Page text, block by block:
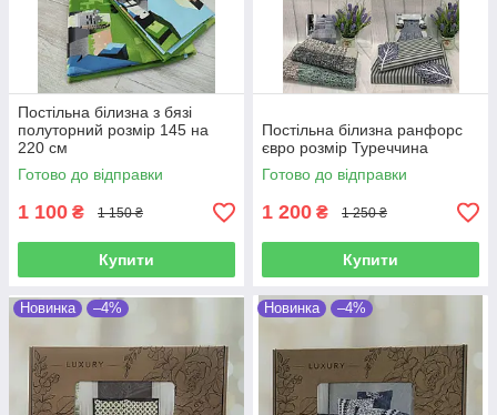
Постільна білизна з бязі
полуторний розмір 145 на
220 см
Готово до відправки
1 100 ₴ 1 150 ₴
Купити
Постільна білизна ранфорс
євро розмір Туреччина
Готово до відправки
1 200 ₴ 1 250 ₴
Купити
Новинка –4% Новинка –4%